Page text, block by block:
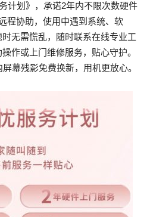
计划》，承诺2年内不限次数硬件
程协助，使用中遇到系统、软
无需慌乱，随时联系在线专业工
作或上门维修服务，贴心守护。
幕残影免费换新，用机更放心。